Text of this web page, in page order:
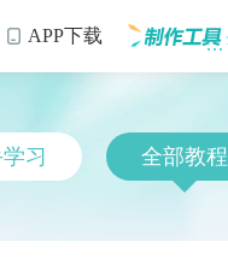
 APP下载
习 全部教程